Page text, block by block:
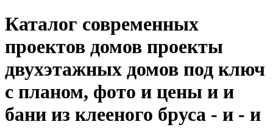
Каталог современных
проектов домов проекты
двухэтажных домов под ключ
с планом, фото и цены и и
бани из клееного бруса - и - и